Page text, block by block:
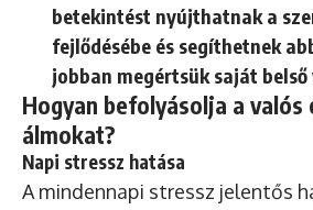
betekintést nyújthatnak a
fejlődésébe és segíthetnek
jobban megértsük saját
Hogyan befolyásolja a
álmokat?
Napi stressz hatása
A mindennapi stressz jelentős